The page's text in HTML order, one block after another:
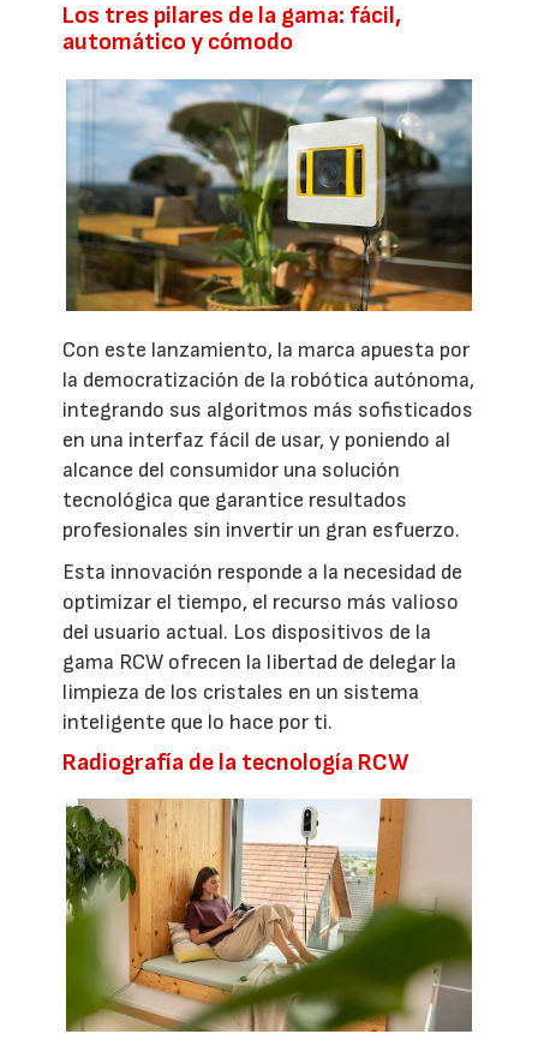
Los tres pilares de la gama: fácil,
automático y cómodo
Con este lanzamiento, la marca apuesta por
la democratización de la robótica autónoma,
integrando sus algoritmos más sofisticados
en una interfaz fácil de usar, y poniendo al
alcance del consumidor una solución
tecnológica que garantice resultados
profesionales sin invertir un gran esfuerzo.
Esta innovación responde a la necesidad de
optimizar el tiempo, el recurso más valioso
del usuario actual. Los dispositivos de la
gama RCW ofrecen la libertad de delegar la
limpieza de los cristales en un sistema
inteligente que lo hace por ti.
Radiografía de la tecnología RCW